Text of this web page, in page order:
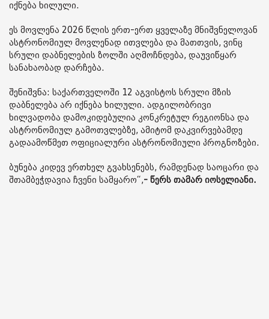
იქნება ხილული.
ეს მოვლენა 2026 წლის ერთ-ერთ ყველაზე მნიშვნელოვან
ასტრონომიულ მოვლენად ითვლება და მათთვის, ვინც
სრული დაბნელების ზოლში აღმოჩნდება, დაუვიწყარ
სანახაობად დარჩება.
შენიშვნა: საქართველოში 12 აგვისტოს სრული მზის
დაბნელება არ იქნება ხილული. ადგილობრივი
ხილვადობა დამოკიდებულია კონკრეტულ რეგიონსა და
ასტრონომიულ გამოთვლებზე, ამიტომ დაკვირვებამდე
გადაამოწმეთ ოფიციალური ასტრონომიული პროგნოზები.
ბუნება კიდევ ერთხელ გვახსენებს, რამდენად საოცარი და
შთამბეჭდავია ჩვენი სამყარო“,- წერს თამარ იოსელიანი.